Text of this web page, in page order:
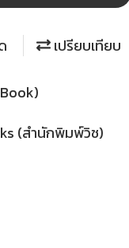
เปรียบเทียบ
(สำนักพิมพ์วิช)